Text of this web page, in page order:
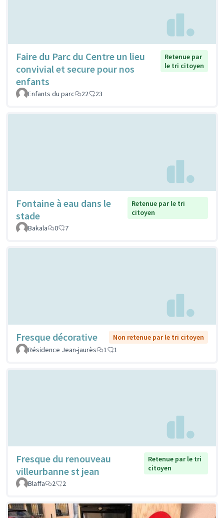
Faire du Parc du Centre un lieu
convivial et secure pour nos
enfants
Retenue par
le tri citoyen
Enfants du parc 22 23
Fontaine à eau dans le
stade
Retenue par le tri
citoyen
Bakala
0 7
Fresque décorative
Non retenue par le tri citoyen
Résidence Jean-jaurès
1 1
Fresque du renouveau
villeurbanne st jean
Retenue par le tri
citoyen
Blaffa
2 2